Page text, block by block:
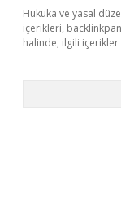
Hukuka ve yasal
içerikleri,
halinde, ilgili içerikler